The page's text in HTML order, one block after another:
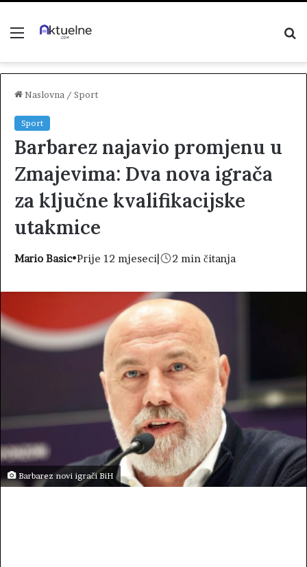
Menu
Naslovna / Sport
Sport
Barbarez najavio promjenu u
Zmajevima: Dva nova igrača
za ključne kvalifikacijske
utakmice
Mario Basic•Prije 12 mjeseci| 2 min čitanja
Barbarez novi igrači BiH